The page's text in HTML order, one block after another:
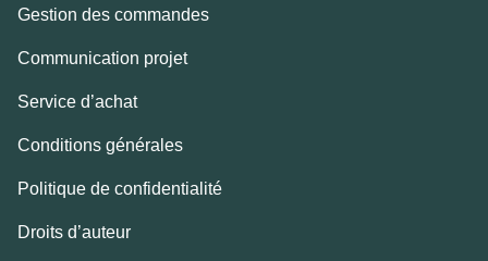
Gestion des commandes
Communication projet
Service d’achat
Conditions générales
Politique de confidentialité
Droits d’auteur